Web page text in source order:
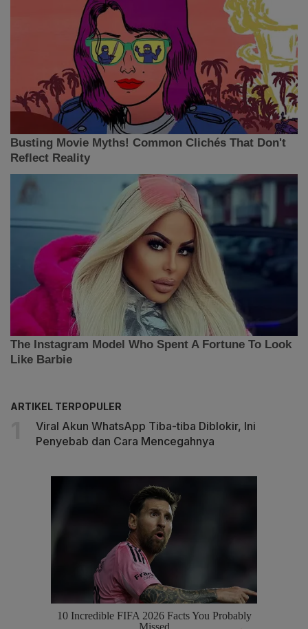
ARTIKEL TERPOPULER
Viral Akun WhatsApp Tiba-tiba Diblokir, Ini
Penyebab dan Cara Mencegahnya